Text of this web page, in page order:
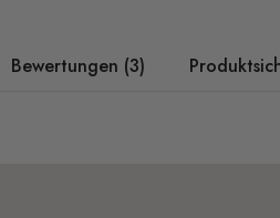
Bewertungen (3)